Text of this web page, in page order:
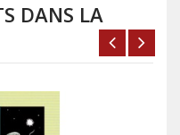
DANS LA